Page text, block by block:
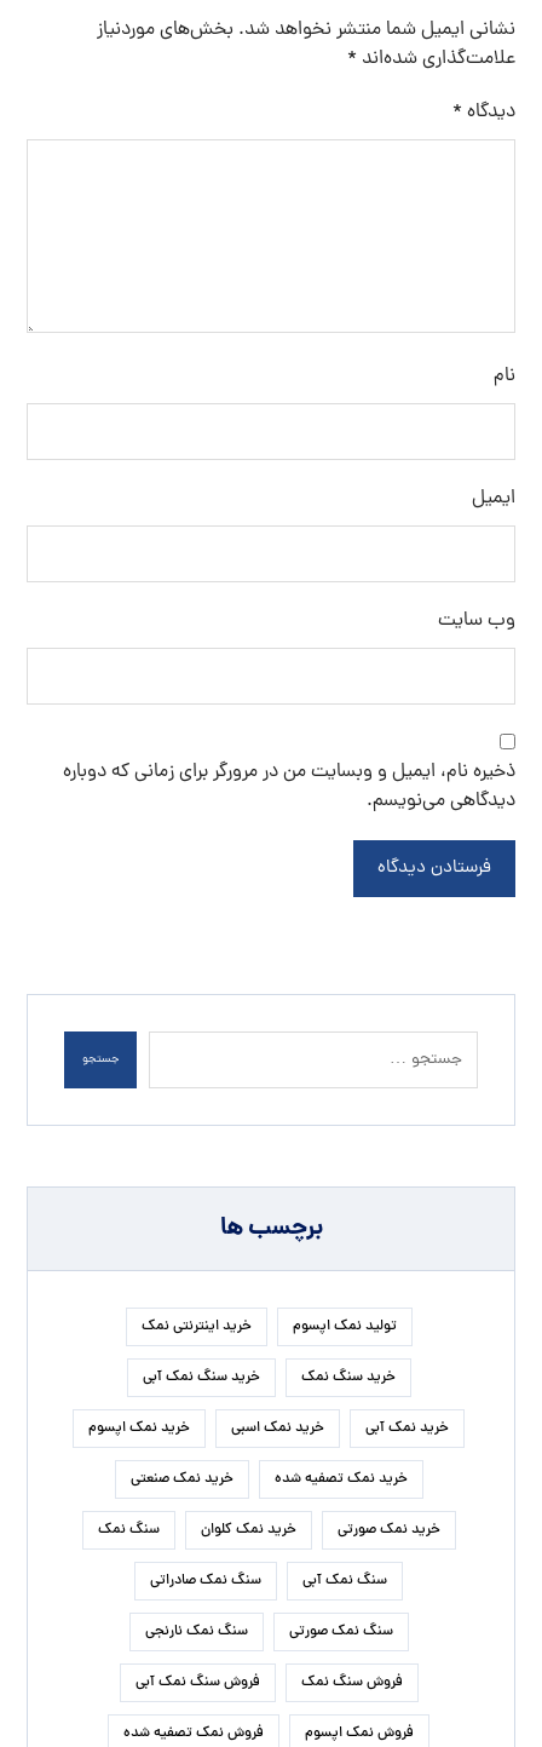
نشانی ایمیل شما منتشر نخواهد شد. بخش‌های موردنیاز
علامت‌گذاری شده‌اند *
دیدگاه *
نام
ایمیل
وب‌ سایت
ذخیره نام، ایمیل و وبسایت من در مرورگر برای زمانی که دوباره
دیدگاهی می‌نویسم.
فرستادن دیدگاه
جستجو
برچسب ها
تولید نمک اپسوم خرید اینترنتی نمک
خرید سنگ نمک خرید سنگ نمک آبی
خرید نمک آبی خرید نمک اسبی خرید نمک اپسوم
خرید نمک تصفیه شده خرید نمک صنعتی
خرید نمک صورتی خرید نمک کلوان سنگ نمک
سنگ نمک آبی سنگ نمک صادراتی
سنگ نمک صورتی سنگ نمک نارنجی
فروش سنگ نمک فروش سنگ نمک آبی
فروش نمک اپسوم فروش نمک تصفیه شده